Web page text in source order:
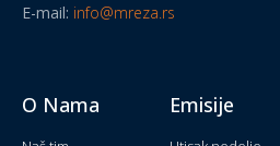
E-mail: info@mreza.rs
O Nama Emisije